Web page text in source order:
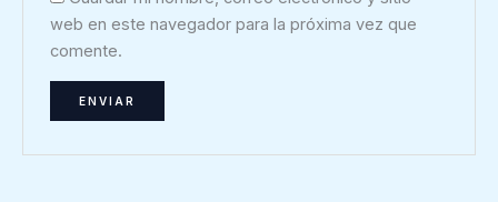
web en este navegador para la próxima vez que
comente.